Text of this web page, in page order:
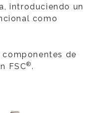
introduciendo un
como
de
FSC®.